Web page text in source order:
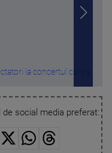
la concertul care a
social media preferat: